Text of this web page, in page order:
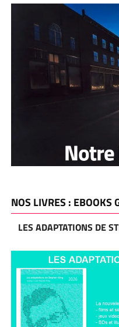
NOS LIVRES : EBOOKS
LES ADAPTATIONS DE